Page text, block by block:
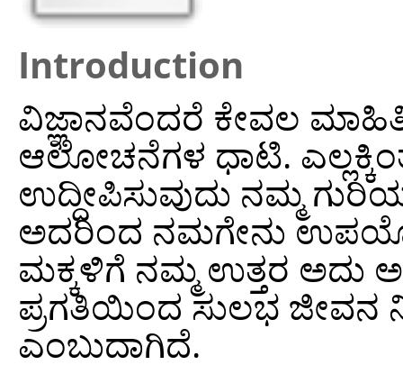
Introduction
ವಿಜ್ಞಾನವೆಂದರೆ ಕೇವಲ
ಆಲೋಚನೆಗಳ ಧಾಟಿ.
ಉದ್ದೀಪಿಸುವುದು ನಮ್ಮ
ಅದರಿಂದ ನಮಗೇನು ಉಪಯೋಗ
ಮಕ್ಕಳಿಗೆ ನಮ್ಮ ಉತ್ತರ ಅದು
ಪ್ರಗತಿಯಿಂದ ಸುಲಭ ಜೀವನ
ಎಂಬುದಾಗಿದೆ.